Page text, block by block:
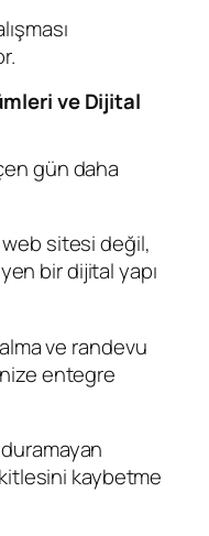
ve Dijital
gün daha
sitesi değil,
bir dijital yapı
ve randevu
entegre
kaybetme